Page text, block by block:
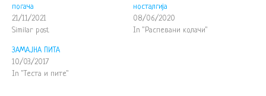
погача
21/11/2021
Similar post
носталгија
08/06/2020
In "Распевани колачи"
ЗАМАЈНА ПИТА
10/03/2017
In "Теста и пите"